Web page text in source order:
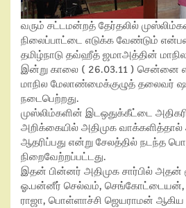
வரும் சட்டமன்றத் தேர்தலில்
நிலைப்பாட்டை எடுக்க வேண்டும்
தமிழ்நாடு தவ்ஹீத் ஜமாஅத்தின்
இன்று காலை ( 26.03.11 ) சென்னை
மாநில மேலாண்மைக்குழுத் தலைவர்
நடைபெற்றது.
முஸ்லிம்களின் இடஒதுக்கீட்டை
அறிக்கையில் அதிமுக
ஆதரிப்பது என்று சேலத்தில் நடந்த
நிறைவேற்றப்பட்டது.
இதன் பின்னர் அதிமுக சார்பில்
ஓ.பன்னீர் செல்வம்,
ராஜா, பொள்ளாச்சி ஜெயராமன்